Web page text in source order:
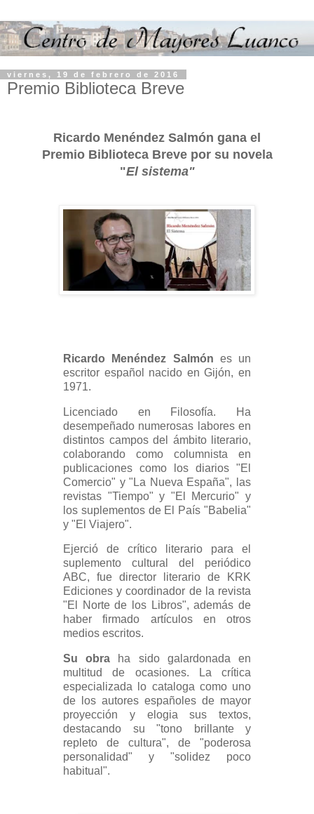
viernes, 19 de febrero de 2016
Premio Biblioteca Breve
Ricardo Menéndez Salmón gana el
Premio Biblioteca Breve por su novela
"El sistema"
Ricardo Menéndez Salmón es un
escritor español nacido en Gijón, en
1971.
Licenciado en Filosofía. Ha
desempeñado numerosas labores en
distintos campos del ámbito literario,
colaborando como columnista en
publicaciones como los diarios "El
Comercio" y "La Nueva España", las
revistas "Tiempo" y "El Mercurio" y
los suplementos de El País "Babelia"
y "El Viajero".
Ejerció de crítico literario para el
suplemento cultural del periódico
ABC, fue director literario de KRK
Ediciones y coordinador de la revista
"El Norte de los Libros", además de
haber firmado artículos en otros
medios escritos.
Su obra ha sido galardonada en
multitud de ocasiones. La crítica
especializada lo cataloga como uno
de los autores españoles de mayor
proyección y elogia sus textos,
destacando su "tono brillante y
repleto de cultura", de "poderosa
personalidad" y "solidez poco
habitual".